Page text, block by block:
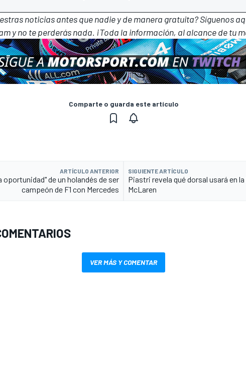
noticias antes que nadie y de manera gratuita? Síguenos
y no te perderás nada. ¡Toda la información, al alcance de tu
Comparte o guarda este artículo
ARTÍCULO ANTERIOR
oportunidad" de un holandés de ser
campeón de F1 con Mercedes
SIGUIENTE ARTÍCULO
Piastri revela qué dorsal usará en la
McLaren
VER MÁS Y COMENTAR